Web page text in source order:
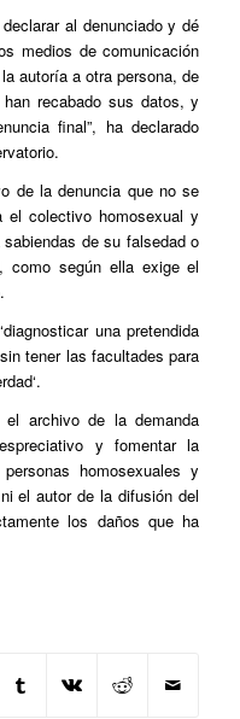
al denunciado y dé
medios de comunicación
autoría a otra persona, de
recabado sus datos, y
final”, ha declarado
de la denuncia que no se
el colectivo homosexual y
de su falsedad o
como según ella exige el
una pretendida
tener las facultades para
‘.
el archivo de la demanda
y fomentar la
homosexuales y
el autor de la difusión del
los daños que ha